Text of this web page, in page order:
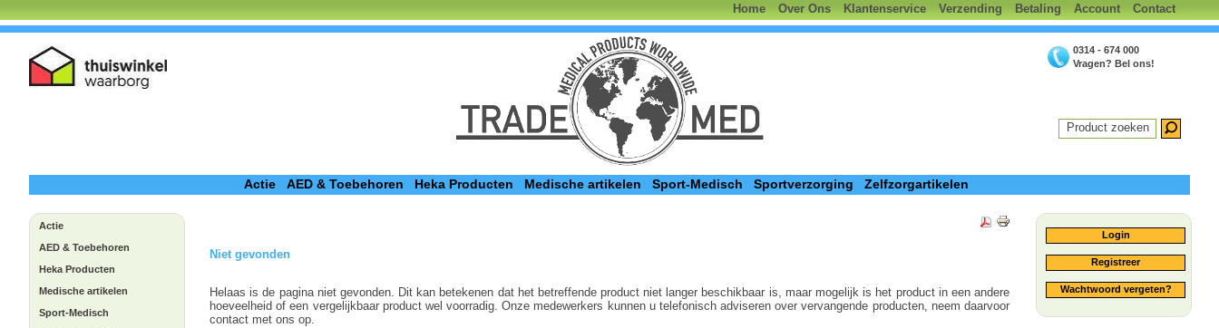
Home Over Ons Klantenservice Verzending Betaling Account Contact
0314 - 674 000
Vragen? Bel ons!
Product zoeken
Actie AED & Toebehoren Heka Producten Medische artikelen Sport-Medisch Sportverzorging Zelfzorgartikelen
Actie
AED & Toebehoren
Heka Producten
Medische artikelen
Sport-Medisch
Login
Registreer
Wachtwoord vergeten?
Niet gevonden
Helaas is de pagina niet gevonden. Dit kan betekenen dat het betreffende product niet langer beschikbaar is, maar mogelijk is het product in een andere
hoeveelheid of een vergelijkbaar product wel voorradig. Onze medewerkers kunnen u telefonisch adviseren over vervangende producten, neem daarvoor
contact met ons op.